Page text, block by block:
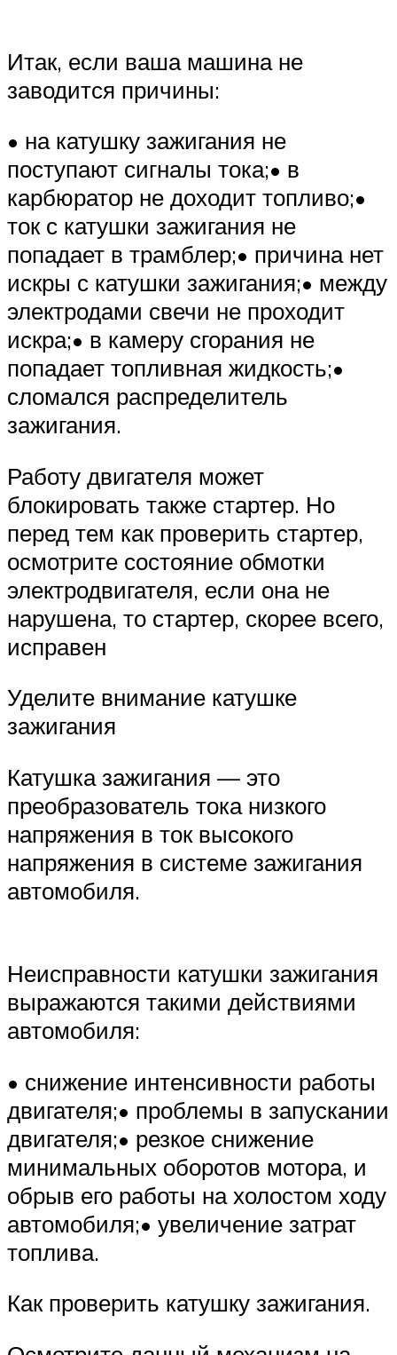
Итак, если ваша машина не
заводится причины:
• на катушку зажигания не
поступают сигналы тока;• в
карбюратор не доходит топливо;•
ток с катушки зажигания не
попадает в трамблер;• причина нет
искры с катушки зажигания;• между
электродами свечи не проходит
искра;• в камеру сгорания не
попадает топливная жидкость;•
сломался распределитель
зажигания.
Работу двигателя может
блокировать также стартер. Но
перед тем как проверить стартер,
осмотрите состояние обмотки
электродвигателя, если она не
нарушена, то стартер, скорее всего,
исправен
Уделите внимание катушке
зажигания
Катушка зажигания — это
преобразователь тока низкого
напряжения в ток высокого
напряжения в системе зажигания
автомобиля.
Неисправности катушки зажигания
выражаются такими действиями
автомобиля:
• снижение интенсивности работы
двигателя;• проблемы в запускании
двигателя;• резкое снижение
минимальных оборотов мотора, и
обрыв его работы на холостом ходу
автомобиля;• увеличение затрат
топлива.
Как проверить катушку зажигания.